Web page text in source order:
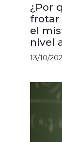
¿Por
frotar
el
nivel
13/10/